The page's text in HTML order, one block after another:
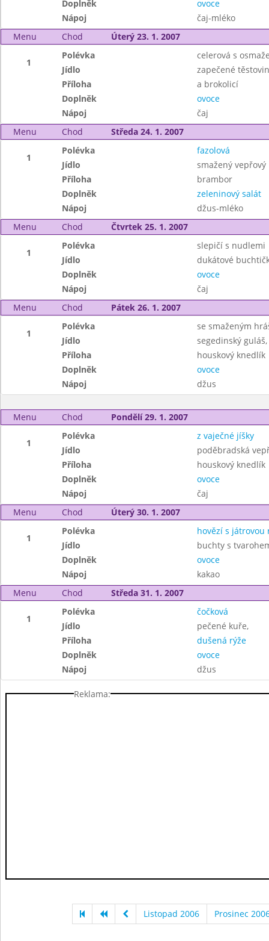
Doplněk
ovoce
Nápoj
čaj-mléko
Menu
Chod Úterý 23. 1. 2007
1
Polévka
celerová s
Jídlo
zapečené
Příloha
a brokolicí
Doplněk
ovoce
Nápoj
čaj
Menu
Chod Středa 24. 1. 2007
1
Polévka
fazolová
Jídlo
smažený vepřový
Příloha
brambor
Doplněk
zeleninový salát
Nápoj
džus-mléko
Menu
Chod Čtvrtek 25. 1. 2007
1
Polévka
slepičí s nudlemi
Jídlo
dukátové
Doplněk
ovoce
Nápoj
čaj
Menu
Chod Pátek 26. 1. 2007
1
Polévka
se smaženým
Jídlo
segedinský guláš,
Příloha
houskový knedlík
Doplněk
ovoce
Nápoj
džus
Menu Chod Pondělí 29. 1. 2007
1
Polévka
z vaječné jíšky
Jídlo
poděbradská
Příloha
houskový knedlík
Doplněk
ovoce
Nápoj
čaj
Menu
Chod Úterý 30. 1. 2007
1
Polévka
hovězí s játrovou
Jídlo
buchty s
Doplněk
ovoce
Nápoj
kakao
Menu
Chod Středa 31. 1. 2007
1
Polévka
čočková
Jídlo
pečené kuře,
Příloha
dušená rýže
Doplněk
ovoce
Nápoj
džus
Reklama:
Listopad 2006 Prosinec